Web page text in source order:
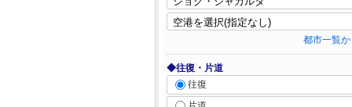
都市一覧
◆往復・片道
往復